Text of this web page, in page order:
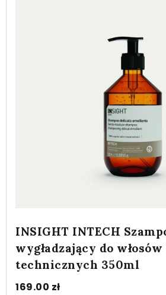
INSIGHT INTECH
wygładzający do
technicznych 350ml
169.00 zł